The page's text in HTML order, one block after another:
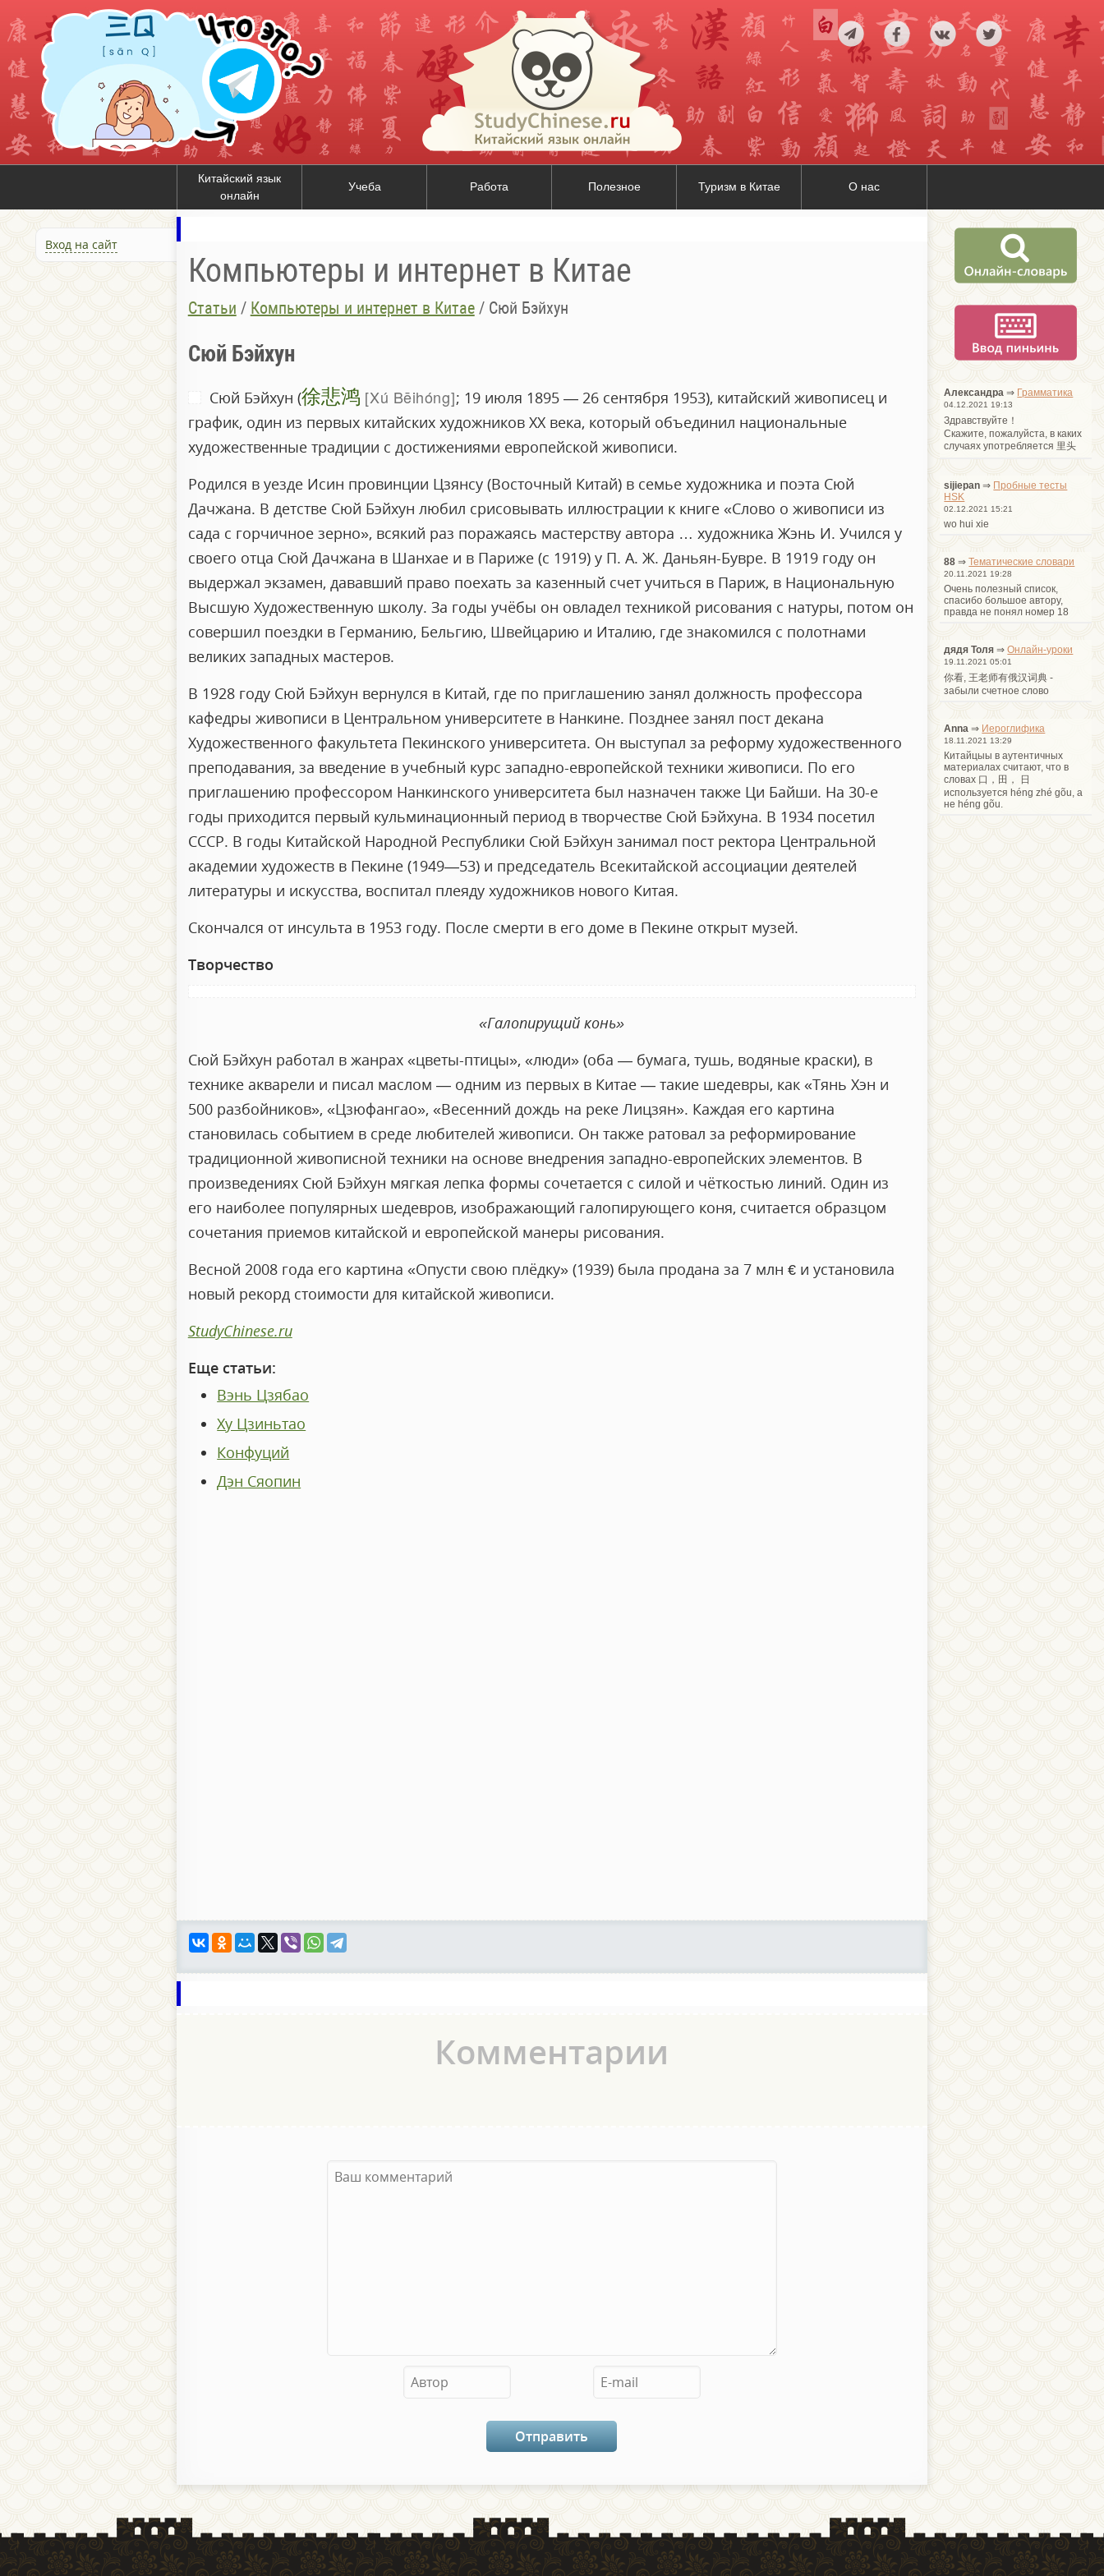
Китайский язык
онлайн
Учеба Работа Полезное Туризм в Китае О нас
Вход на сайт
Компьютеры и интернет в Китае
Статьи / Компьютеры и интернет в Китае/ Сюй Бэйхун
Сюй Бэйхун
Сюй Бэйхун (徐悲鸿 Xú Bēihóng ; 19 июля 1895 — 26 сентября 1953), китайский живописец и
график, один из первых китайских художников XX века, который объединил национальные
художественные традиции с достижениями европейской живописи.
Родился в уезде Исин провинции Цзянсу (Восточный Китай) в семье художника и поэта Сюй
Дачжана. В детстве Сюй Бэйхун любил срисовывать иллюстрации к книге «Слово о живописи из
сада с горчичное зерно», всякий раз поражаясь мастерству автора … художника Жэнь И. Учился у
своего отца Сюй Дачжана в Шанхае и в Париже (с 1919) у П. А. Ж. Даньян-Бувре. В 1919 году он
выдержал экзамен, дававший право поехать за казенный счет учиться в Париж, в Национальную
Высшую Художественную школу. За годы учёбы он овладел техникой рисования с натуры, потом он
совершил поездки в Германию, Бельгию, Швейцарию и Италию, где знакомился с полотнами
великих западных мастеров.
В 1928 году Сюй Бэйхун вернулся в Китай, где по приглашению занял должность профессора
кафедры живописи в Центральном университете в Нанкине. Позднее занял пост декана
Художественного факультета Пекинского университета. Он выступал за реформу художественного
преподавания, за введение в учебный курс западно-европейской техники живописи. По его
приглашению профессором Нанкинского университета был назначен также Ци Байши. На 30-е
годы приходится первый кульминационный период в творчестве Сюй Бэйхуна. В 1934 посетил
СССР. В годы Китайской Народной Республики Сюй Бэйхун занимал пост ректора Центральной
академии художеств в Пекине (1949—53) и председатель Всекитайской ассоциации деятелей
литературы и искусства, воспитал плеяду художников нового Китая.
Скончался от инсульта в 1953 году. После смерти в его доме в Пекине открыт музей.
Творчество
«Галопирущий конь»
Сюй Бэйхун работал в жанрах «цветы-птицы», «люди» (оба — бумага, тушь, водяные краски), в
технике акварели и писал маслом — одним из первых в Китае — такие шедевры, как «Тянь Хэн и
500 разбойников», «Цзюфангао», «Весенний дождь на реке Лицзян». Каждая его картина
становилась событием в среде любителей живописи. Он также ратовал за реформирование
традиционной живописной техники на основе внедрения западно-европейских элементов. В
произведениях Сюй Бэйхун мягкая лепка формы сочетается с силой и чёткостью линий. Один из
его наиболее популярных шедевров, изображающий галопирующего коня, считается образцом
сочетания приемов китайской и европейской манеры рисования.
Весной 2008 года его картина «Опусти свою плёдку» (1939) была продана за 7 млн € и установила
новый рекорд стоимости для китайской живописи.
StudyChinese.ru
Еще статьи:
Вэнь Цзябао
Ху Цзиньтао
Конфуций
Дэн Сяопин
Комментарии
Александра ⇒ Грамматика
04.12.2021 19:13
Здравствуйте！
Cкажите, пожалуйста, в каких
случаях употребляется 里头
sijiepan ⇒ Пробные тесты
HSK
02.12.2021 15:21
wo hui xie
88 ⇒Тематические словари
20.11.2021 19:28
Очень полезный список,
спасибо большое автору,
правда не понял номер 18
дядя Толя ⇒Онлайн-уроки
19.11.2021 05:01
你看, 王老师有俄汉词典 -
забыли счетное слово
Anna ⇒ Иероглифика
18.11.2021 13:29
Китайцыы в аутентичных
материалах считают, что в
словах 口，田， 日
используется héng zhé gõu, а
не héng gõu.